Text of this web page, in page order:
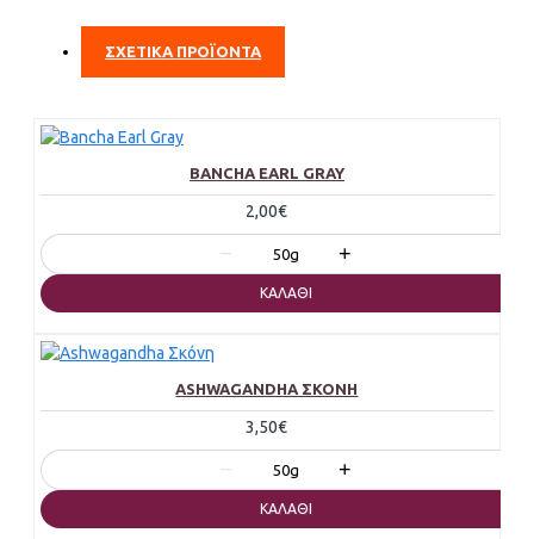
ΣΧΕΤΙΚΑ ΠΡΟΪΟΝΤΑ
BANCHA EARL GRAY
2,00€
− 50g +
ΚΑΛΆΘΙ
ASHWAGANDHA ΣΚΌΝΗ
3,50€
− 50g +
ΚΑΛΆΘΙ